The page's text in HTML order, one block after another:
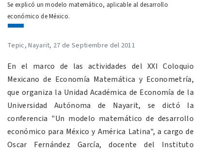
Se explicó un modelo matemático, aplicable al desarrollo
económico de México.
Tepic, Nayarit, 27 de Septiembre del 2011
En el marco de las actividades del XXI Coloquio
Mexicano de Economía Matemática y Econometría,
que organiza la Unidad Académica de Economía de la
Universidad Autónoma de Nayarit, se dictó la
conferencia "Un modelo matemático de desarrollo
económico para México y América Latina", a cargo de
Oscar Fernández García, docente del Instituto